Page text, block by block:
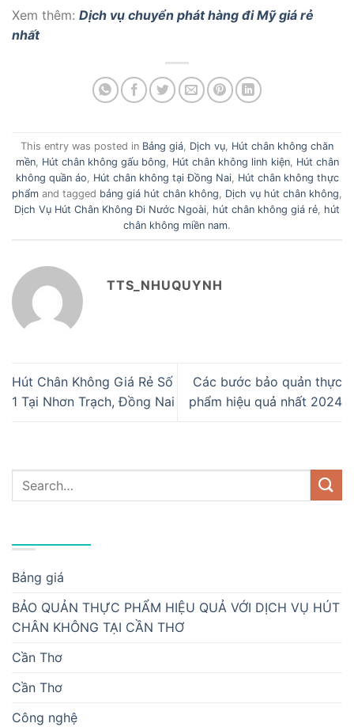
Xem thêm: Dịch vụ chuyển phát hàng đi Mỹ giá rẻ
nhất
This entry was posted in Bảng giá Dịch vụ Hút chân không chăn
mền, Hút chân không gấu bông Hút chân không linh kiện, Hút chân
không quần áo
Hút chân không tại Đồng Nai, Hút chân không thực
phẩm and tagged bảng giá hút chân không Dịch vụ hút chân không
Dịch Vụ Hút Chân Không Đi Nước Ngoài hút chân không giá rẻ hút
chân không miền nam.
TTS_NHUQUYNH
Hút Chân Không Giá Rẻ Số
1 Tại Nhơn Trạch, Đồng Nai
Các bước bảo quản thực
phẩm hiệu quả nhất 2024
Bảng giá
BẢO QUẢN THỰC PHẨM HIỆU QUẢ VỚI DỊCH VỤ HÚT
CHÂN KHÔNG TẠI CẦN THƠ
Cần Thơ
Cần Thơ
Công nghệ